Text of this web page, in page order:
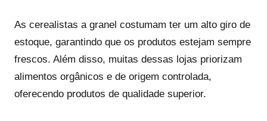
As cerealistas a granel costumam ter um alto giro de
estoque, garantindo que os produtos estejam sempre
frescos. Além disso, muitas dessas lojas priorizam
alimentos orgânicos e de origem controlada,
oferecendo produtos de qualidade superior.